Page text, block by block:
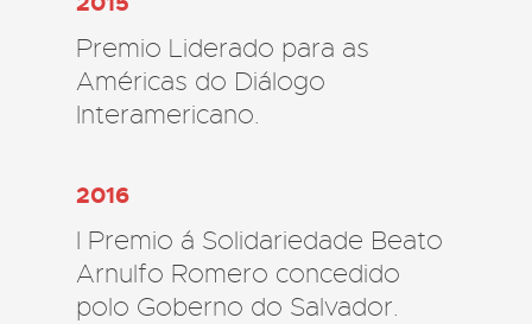
Premio Liderado para as
Américas do Diálogo
Interamericano.
2016
I Premio á Solidariedade Beato
Arnulfo Romero concedido
polo Goberno do Salvador.